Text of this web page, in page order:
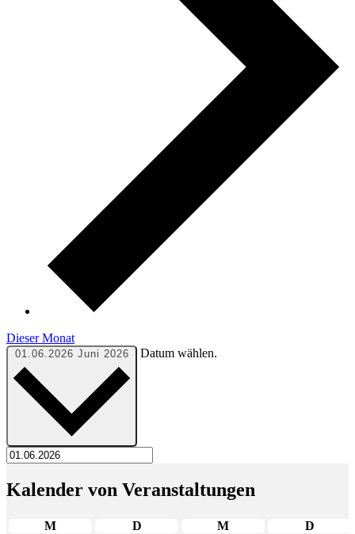
Dieser Monat
01.06.2026 Juni 2026 Datum wählen.
Kalender von Veranstaltungen
MMontag DDienstag MMittwoch D